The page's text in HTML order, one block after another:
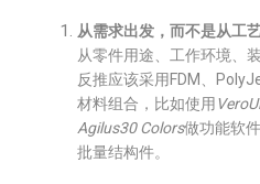
从需求出发，而不是从工
从零件用途、工作环境、
反推应该采用FDM、
材料组合，比如使用
Agilus30 Colors做功能软
批量结构件。